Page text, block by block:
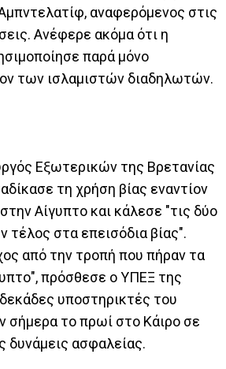
αναφερόμενος στις
Ανέφερε ακόμα ότι η
παρά μόνο
των ισλαμιστών διαδηλωτών.
Εξωτερικών της Βρετανίας
τη χρήση βίας εναντίον
Αίγυπτο και κάλεσε "τις δύο
στα επεισόδια βίας".
από την τροπή που πήραν τα
πρόσθεσε ο ΥΠΕΞ της
υποστηρικτές του
σήμερα το πρωί στο Κάιρο σε
δυνάμεις ασφαλείας.